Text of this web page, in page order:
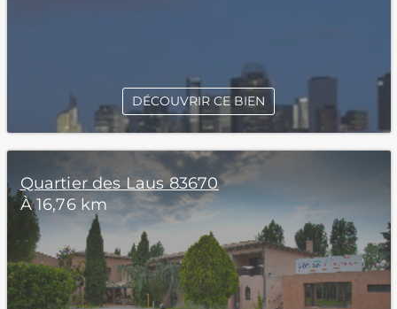
DÉCOUVRIR CE BIEN
Quartier des Laus 83670
À 16,76 km